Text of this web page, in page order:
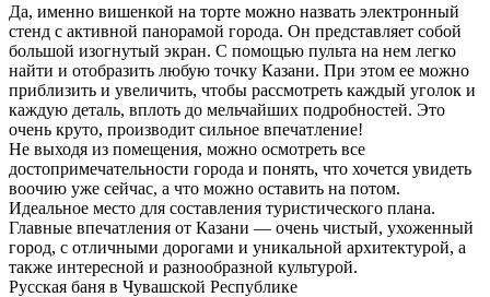
Да, именно вишенкой на торте можно назвать электронный
стенд с активной панорамой города. Он представляет собой
большой изогнутый экран. С помощью пульта на нем легко
найти и отобразить любую точку Казани. При этом ее можно
приблизить и увеличить, чтобы рассмотреть каждый уголок и
каждую деталь, вплоть до мельчайших подробностей. Это
очень круто, производит сильное впечатление!
Не выходя из помещения, можно осмотреть все
достопримечательности города и понять, что хочется увидеть
воочию уже сейчас, а что можно оставить на потом.
Идеальное место для составления туристического плана.
Главные впечатления от Казани — очень чистый, ухоженный
город, с отличными дорогами и уникальной архитектурой, а
также интересной и разнообразной культурой.
Русская баня в Чувашской Республике